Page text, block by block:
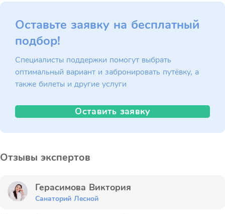
Оставьте заявку на бесплатный
подбор!
Специалисты поддержки помогут выбрать
оптимальный вариант и забронировать путёвку, а
также билеты и другие услуги
Оставить заявку
Отзывы экспертов
Герасимова Виктория
Санаторий Лесной